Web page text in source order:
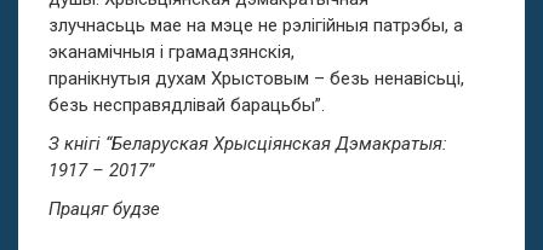
злучнасьць мае на мэце не рэлігійныя патрэбы, а
эканамічныя і грамадзянскія,
пранікнутыя духам Хрыстовым – безь ненавісьці,
безь несправядлівай барацьбы”.
З кнігі “Беларуская Хрысціянская Дэмакратыя:
1917 – 2017”
Працяг будзе